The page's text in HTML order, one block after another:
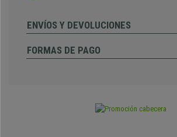
ENVÍOS Y DEVOLUCIONES
FORMAS DE PAGO